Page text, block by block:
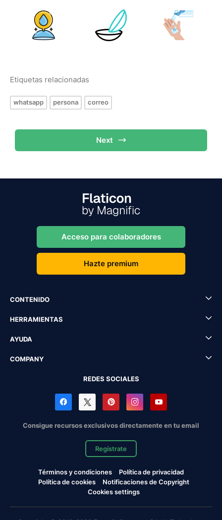
Etiquetas relacionadas
whatsapp persona correo
Next
Acceso para colaboradores
Hazte premium
CONTENIDO
HERRAMIENTAS
AYUDA
COMPANY
REDES SOCIALES
Consigue recursos exclusivos directamente en tu email
Regístrate
Términos y condiciones
Política de privacidad
Política de cookies
Notificaciones de Copyright
Cookies settings